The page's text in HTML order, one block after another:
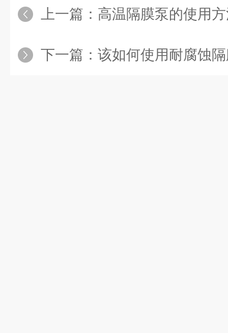
上一篇： 高温隔膜泵的使用
下一篇： 该如何使用耐腐蚀隔膜